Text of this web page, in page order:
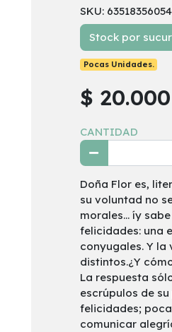
SKU:
Stock por
Pocas Unidades.
$ 20.000
CANTIDAD
Doña Flor es,
su voluntad no
morales... íy
felicidades: una
conyugales. Y la
distintos.¿Y
La respuesta
escrúpulos de
felicidades;
comunicar